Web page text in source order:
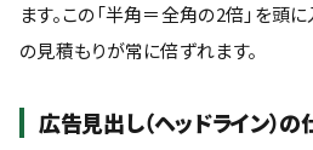
ます。この「半角＝全角の2倍」を頭
の見積もりが常に倍ずれます。
広告見出し（ヘッドライン）の